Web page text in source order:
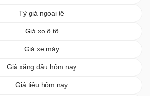
Tỷ giá ngoại tệ
Giá xe ô tô
Giá xe máy
Giá xăng dầu hôm nay
Giá tiêu hôm nay